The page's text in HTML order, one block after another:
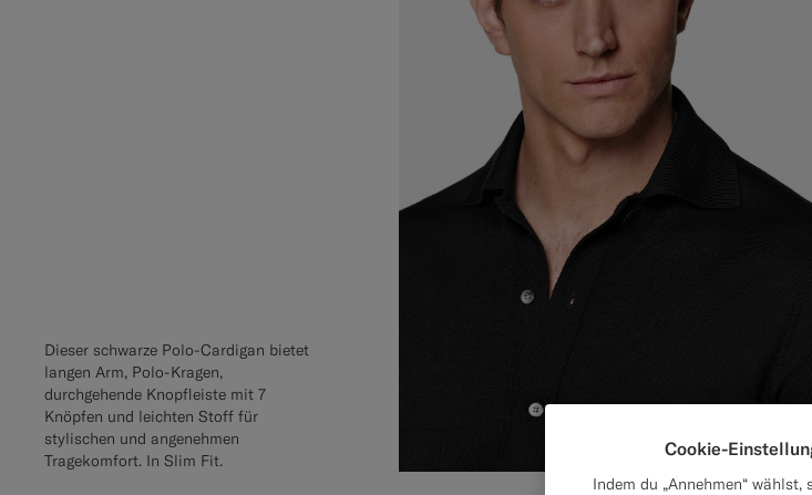
Dieser schwarze Polo-Cardigan bietet
langen Arm, Polo-Kragen,
durchgehende Knopfleiste mit 7
Knöpfen und leichten Stoff für
stylischen und angenehmen
Tragekomfort. In Slim Fit.
Cookie-
Indem du „Annehmen“